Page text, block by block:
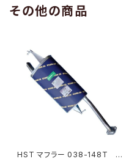
その他の商品
HST マフラー 038-148T プ